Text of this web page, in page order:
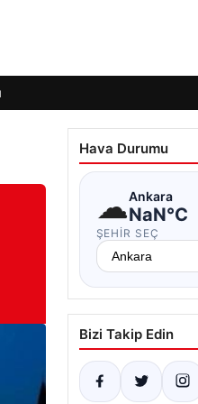
Hava Durumu
☁Ankara
NaN°C
ŞEHIR SEÇ
Bizi Takip Edin